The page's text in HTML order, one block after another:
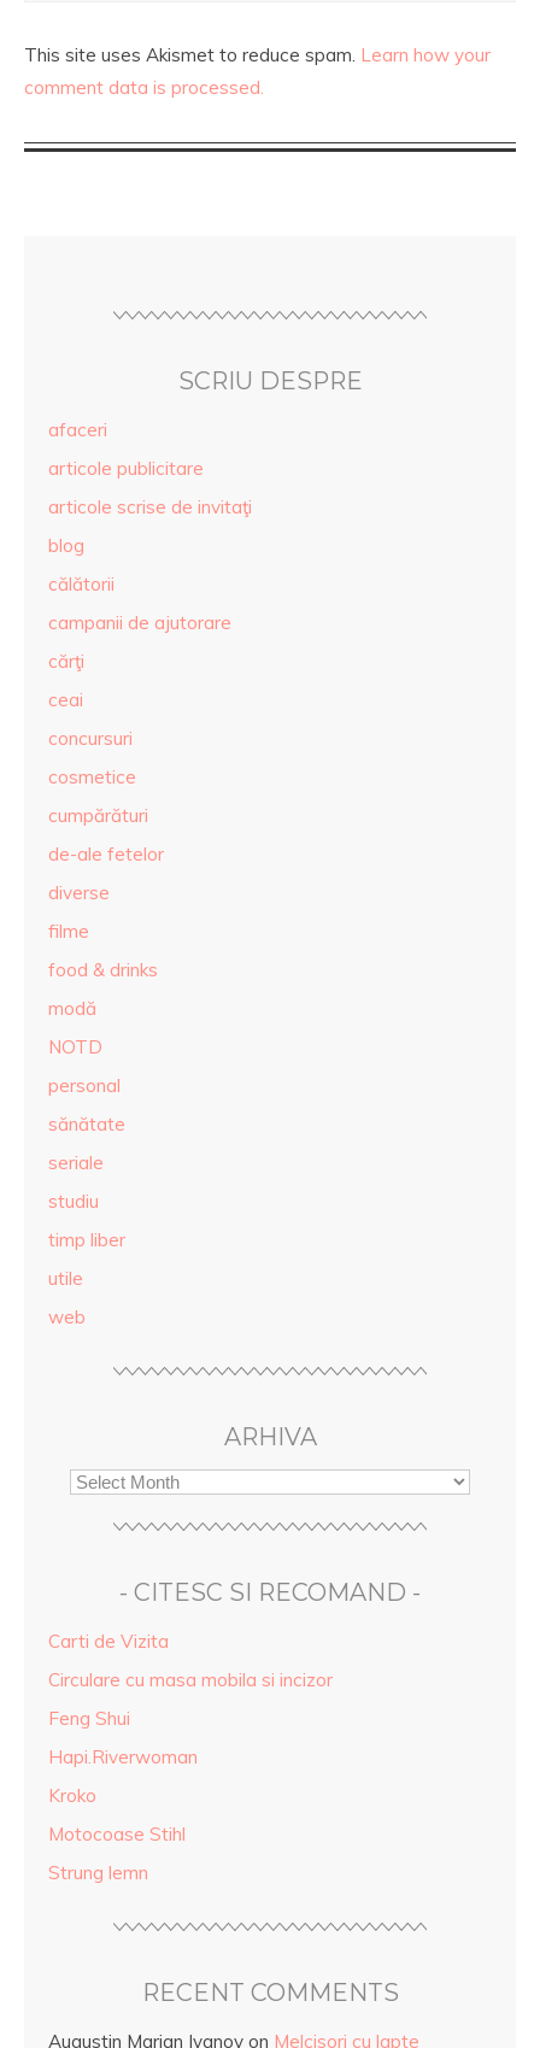
This site uses Akismet to reduce spam. Learn how your
comment data is processed.
SCRIU DESPRE
afaceri
articole publicitare
articole scrise de invitaţi
blog
călătorii
campanii de ajutorare
cărţi
ceai
concursuri
cosmetice
cumpărături
de-ale fetelor
diverse
filme
food & drinks
modă
NOTD
personal
sănătate
seriale
studiu
timp liber
utile
web
ARHIVA
- CITESC SI RECOMAND -
Carti de Vizita
Circulare cu masa mobila si incizor
Feng Shui
Hapi.Riverwoman
Kroko
Motocoase Stihl
Strung lemn
RECENT COMMENTS
Augustin Marian Ivanov on Melcisori cu lapte